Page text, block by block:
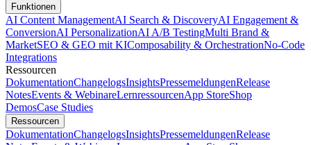
Funktionen
AI Content ManagementAI Search & DiscoveryAI Engagement &
ConversionAI PersonalizationAI A/B TestingMulti Brand &
MarketSEO & GEO mit KIComposability & OrchestrationNo-Code
Integrations
Ressourcen
DokumentationChangelogsInsightsPressemeldungenRelease
NotesEvents & WebinareLernressourcenApp StoreShop
DemosCase Studies
Ressourcen
DokumentationChangelogsInsightsPressemeldungenRelease